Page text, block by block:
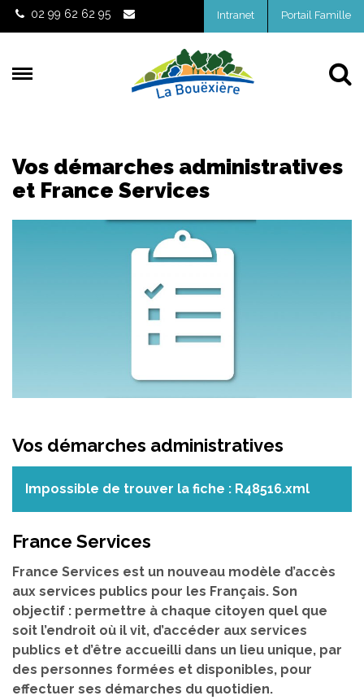
Gestion des traceurs
02 99 62 62 95 Intranet Portail Famille
Vos démarches administratives
et France Services
Vos démarches administratives
Impossible de trouver la fiche : R48516.xml
France Services
France Services est un nouveau modèle d’accès
aux services publics pour les Français. Son
objectif : permettre à chaque citoyen quel que
soit l’endroit où il vit, d’accéder aux services
publics et d’être accueilli dans un lieu unique, par
des personnes formées et disponibles, pour
effectuer ses démarches du quotidien.